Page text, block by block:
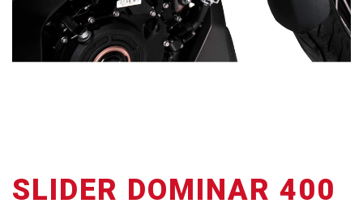
SLIDER DOMINAR 400